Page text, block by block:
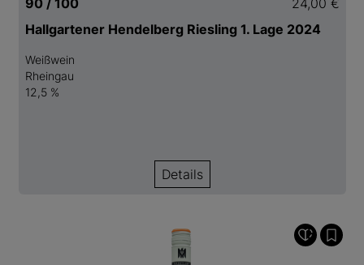
Hallgartener Hendelberg Riesling 1. Lage 2024
Weißwein
Rheingau
12,5 %
Details